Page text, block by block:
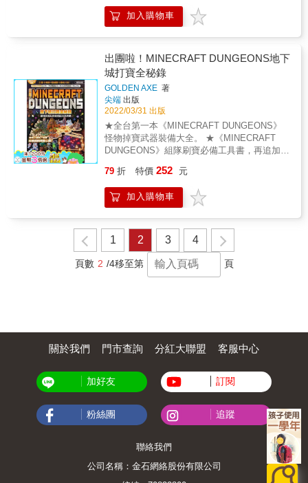
成。故本書也安排了這些危險區域的基地蓋
法，讓玩家冒險更順利。 & 逐層提供立體設計
圖，新手也會蓋 本書另一大特色就是提供大量
各方塊的位置，讓有心學習的讀者，即使是新
手也沒問題，只要按圖設置方塊，照樣能夠完
不是一本按步驟操作執行的工具書，而是充滿
許多孩子可以做的簡單而有趣的遊戲書。利用
題的能力。書末附有各種配件，並提供了詳細
玩法，您也可以利用生活中隨手可得的物品如
杯子、吸管、黑白棋來進行必要的活動。你將
會發現，讓孩子理解程式思維與運算的工具隨
處可見。 就從現在開始，動手動腦來玩不插電
1.各種生活化的問題及遊戲活動，連結程式語
言。 2.不用打開電腦，就可以培養電腦科學與
基礎運算思維能力。 3.包含了各種活動附件，
讓孩子實際操作學習。 【在開始進行之前要瞭
戲 1.就這樣開始程式設計教育吧！ 》為什麼需
要程式設計教育？ 我們現在生活在怎樣的一個
世界呢？利用智慧型手機購物、與美國朋友進
行視訊、利用網路快速搜尋各種情報
&hellip;&hellip;，這些都是大家習慣的日常了
吧！未來，我們所生活的世界又會變成怎樣
呢？無人駕駛車的普及，機器人為我們進行手
術，用一支智慧型手機就能遠距離遙控家中的
解決，而這也是為什麼全世界各國都在新的課
設計，並且培養實際解決問題的能力。 》不知
道該如何開始程式設計教育？就從不插電遊戲
開始吧！ 那麼，現在要從哪裡開始程式設計，
又該如何開始呢？若要學習程式設計就必須先
了解程式設計嗎？那會很困難嗎？ 如果你也有
這麼多疑問，那麼，就從不插電遊戲開始著手
程式設計教育，如何？ 什麼是不插電
(unplugged)？如同字面上的意思，不插電，即
沒有連結電腦的電腦教育活動。學習電腦卻不
加入購物車
出團啦！MINECRAFT DUNGEONS地下
城打寶全秘錄
GOLDEN AXE 著
尖端 出版
2022/03/31 出版
★全台第一本《MINECRAFT DUNGEONS》
怪物掉寶武器裝備大全。 ★《MINECRAFT
DUNGEONS》組隊刷寶必備工具書，再追加主
曾登上日本Amazon攻略本圖書類單月排行榜前
50名。 & ◎甚麼是《MINECRAFT
DUNGEONS》 《MINECRAFT
破壞神II》，玩家角色將以第三人稱在各種隨機
生成的地圖上冒險，可以選擇單人打寶，也可
以到線上找其他玩家一起攻略地圖，主要的樂
趣就是打神裝，培養自己的角色能力，逐漸攻
讓你憑藉思考，組出適合自己的最強流派！ 3.
卡地圖掉寶、寶箱位置、過關技巧等全面攻
略。 5.最完整的怪物、裝備、附魔數值資料。
79 折 特價 252 元
加入購物車
1 2 3 4
頁數 2 /4移至第 頁
關於我們 門市查詢 分紅大聯盟 客服中心
加好友 訂閱
粉絲團 追蹤
聯絡我們
公司名稱：金石網絡股份有限公司